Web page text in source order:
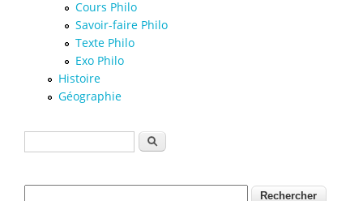
Cours Philo
Savoir-faire Philo
Texte Philo
Exo Philo
Histoire
Géographie
Formulaire de recherche
Rechercher